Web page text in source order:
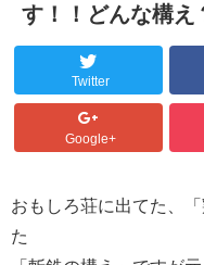
す！！どんな構え
Twitter
Google+
おもしろ荘に出てた、
た